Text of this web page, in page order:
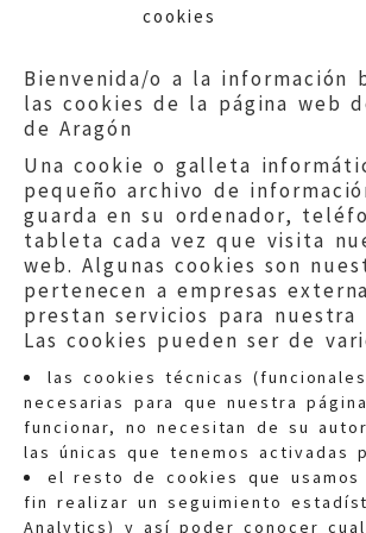
cookies
Bienvenida/o a la información
las cookies de la página web
de Aragón
Una cookie o galleta
pequeño archivo de
guarda en su ordenador,
tableta cada vez que visita
web. Algunas cookies son
pertenecen a empresas
prestan servicios para nuestra
Las cookies pueden ser de
las cookies técnicas
necesarias para que nuestra
funcionar, no necesitan de su
las únicas que tenemos activadas
el resto de cookies que usamos
fin realizar un seguimiento
Analytics) y así poder conocer
Quejas:
Información